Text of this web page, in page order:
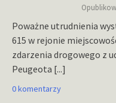
Poważne utrudnienia
615 w rejonie
zdarzenia drogowego z
Peugeota [...]
0 komentarzy